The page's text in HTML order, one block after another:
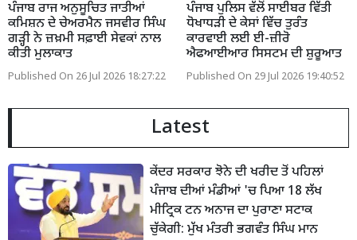
ਪੰਜਾਬ ਰਾਜ ਅਨੁਸੂਚਿਤ ਜਾਤੀਆਂ
ਕਮਿਸ਼ਨ ਦੇ ਚੇਅਰਮੈਨ ਜਸਵੀਰ ਸਿੰਘ
ਗੜ੍ਹੀ ਨੇ ਜ਼ਖ਼ਮੀ ਸਫ਼ਾਈ ਸੇਵਕਾਂ ਨਾਲ
ਕੀਤੀ ਮੁਲਾਕਾਤ
Published On 26 Jul 2026 18:27:22
ਪੰਜਾਬ ਪੁਲਿਸ ਵੱਲੋਂ ਸਾਈਬਰ ਵਿੱਤੀ
ਧੋਖਾਧੜੀ ਦੇ ਕੇਸਾਂ ਵਿੱਚ ਤੁਰੰਤ
ਕਾਰਵਾਈ ਲਈ ਈ-ਜ਼ੀਰੋ
ਐਫਆਈਆਰ ਸਿਸਟਮ ਦੀ ਸ਼ੁਰੂਆਤ
Published On 29 Jul 2026 19:40:52
Latest
ਕੇਂਦਰ ਸਰਕਾਰ ਝੋਨੇ ਦੀ ਖਰੀਦ ਤੋਂ ਪਹਿਲਾਂ
ਪੰਜਾਬ ਦੀਆਂ ਮੰਡੀਆਂ 'ਚ ਪਿਆ 18 ਲੱਖ
ਮੀਟ੍ਰਿਕ ਟਨ ਅਨਾਜ ਦਾ ਪੁਰਾਣਾ ਸਟਾਕ
ਚੁੱਕੇਗੀ: ਮੁੱਖ ਮੰਤਰੀ ਭਗਵੰਤ ਸਿੰਘ ਮਾਨ